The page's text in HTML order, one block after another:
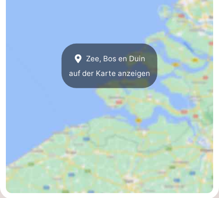
Mantelingen
Domburg
Westkapelle
-
Natur
-
Zee, Bos en Duin
auf der Karte anzeigen